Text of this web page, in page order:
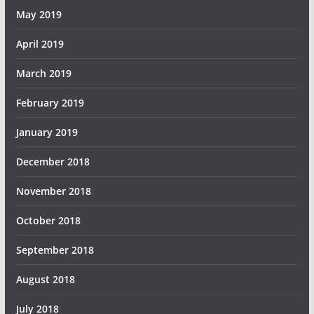
May 2019
April 2019
March 2019
February 2019
January 2019
December 2018
November 2018
October 2018
September 2018
August 2018
July 2018